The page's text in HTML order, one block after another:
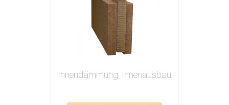
Innendämmung, Innenausbau